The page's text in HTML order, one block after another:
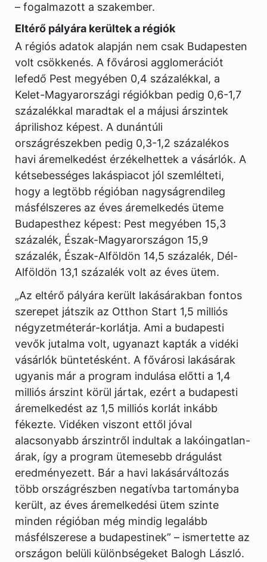
– fogalmazott a szakember.
Eltérő pályára kerültek a régiók
A régiós adatok alapján nem csak Budapesten
volt csökkenés. A fővárosi agglomerációt
lefedő Pest megyében 0,4 százalékkal, a
Kelet-Magyarországi régiókban pedig 0,6-1,7
százalékkal maradtak el a májusi árszintek
áprilishoz képest. A dunántúli
országrészekben pedig 0,3-1,2 százalékos
havi áremelkedést érzékelhettek a vásárlók. A
kétsebességes lakáspiacot jól szemlélteti,
hogy a legtöbb régióban nagyságrendileg
másfélszeres az éves áremelkedés üteme
Budapesthez képest: Pest megyében 15,3
százalék, Észak-Magyarországon 15,9
százalék, Észak-Alföldön 14,5 százalék, Dél-
Alföldön 13,1 százalék volt az éves ütem.
„Az eltérő pályára került lakásárakban fontos
szerepet játszik az Otthon Start 1,5 milliós
négyzetméterár-korlátja. Ami a budapesti
vevők jutalma volt, ugyanazt kapták a vidéki
vásárlók büntetésként. A fővárosi lakásárak
ugyanis már a program indulása előtti a 1,4
milliós árszint körül jártak, ezért a budapesti
áremelkedést az 1,5 milliós korlát inkább
fékezte. Vidéken viszont ettől jóval
alacsonyabb árszintről indultak a lakóingatlan-
árak, így a program ütemesebb drágulást
eredményezett. Bár a havi lakásárváltozás
több országrészben negatívba tartományba
került, az éves áremelkedési ütem szinte
minden régióban még mindig legalább
másfélszerese a budapestinek” – ismertette az
országon belüli különbségeket Balogh László.